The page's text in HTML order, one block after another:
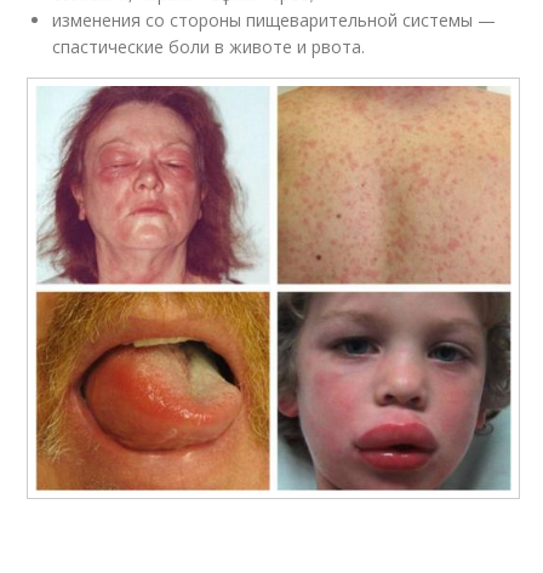
изменения со стороны пищеварительной системы —
спастические боли в животе и рвота.